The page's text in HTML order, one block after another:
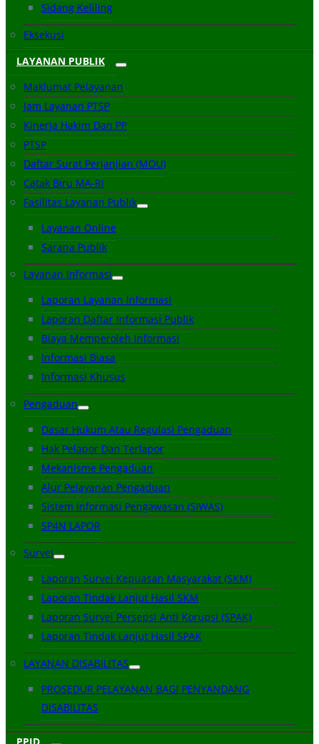
Sidang Keliling
Eksekusi
LAYANAN PUBLIK
Maklumat Pelayanan
Jam Layanan PTSP
Kinerja Hakim Dan PP
PTSP
Daftar Surat Perjanjian (MOU)
Catak Biru MA-RI
Fasilitas Layanan Publik
Layanan Online
Sarana Publik
Layanan Informasi
Laporan Layanan Informasi
Laporan Daftar Informasi Publik
Biaya Memperoleh Informasi
Informasi Biasa
Informasi Khusus
Pengaduan
Dasar Hukum Atau Regulasi Pengaduan
Hak Pelapor Dan Terlapor
Mekanisme Pengaduan
Alur Pelayanan Pengaduan
Sistem Informasi Pengawasan (SIWAS)
SP4N LAPOR
Survei
Laporan Survei Kepuasan Masyarakat (SKM)
Laporan Tindak Lanjut Hasil SKM
Laporan Survei Persepsi Anti Korupsi (SPAK)
Laporan Tindak Lanjut Hasil SPAK
LAYANAN DISABILITAS
PROSEDUR PELAYANAN BAGI PENYANDANG
DISABILITAS